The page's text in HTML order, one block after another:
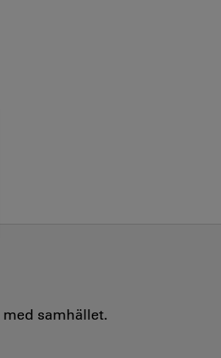
samhället.